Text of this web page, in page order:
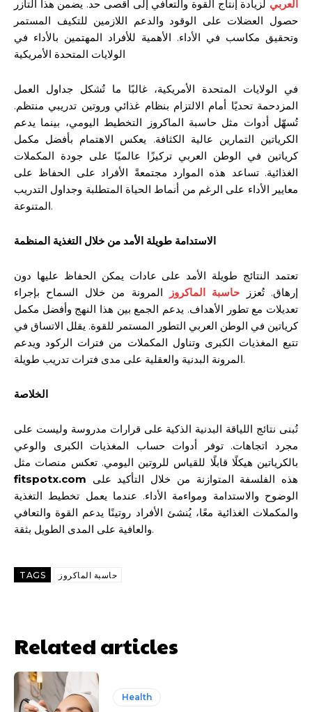
العربي لزيادة إنتاج القوة والتعافي إلى أقصى حد. يضمن هذا التآزر
حصول العضلات على الوقود والدعم اللازمين للتكيف المستمر
وتحقيق مكاسب في الأداء. الأهمية للأفراد المهتمين بالأداء في
الولايات المتحدة الأمريكية
في الولايات المتحدة الأمريكية، غالبًا ما تُشكل جداول العمل
المزدحمة تحديًا أمام الالتزام بنظام غذائي وروتين تدريبي منتظم.
تُسهّل أدوات مثل حاسبة الماكروز التخطيط اليومي، بينما يدعم
الكرياتين التمارين عالية الكثافة. يعكس الاهتمام بأفضل مكمل
كرياتين في الوطن العربي تركيزًا عالميًا على جودة المكملات
الغذائية. تساعد هذه الموارد مجتمعةً الأفراد على الحفاظ على
معايير الأداء على الرغم من أنماط الحياة المتطلبة وجداول التدريب
المتنوعة.
الاستدامة طويلة الأمد من خلال التغذية المنظمة
تعتمد النتائج طويلة الأمد على عادات يمكن الحفاظ عليها دون
إرهاق. تُعزز حاسبة الماكروز
المرونة من خلال السماح بإجراء
تعديلات مع تطور الأهداف. يدعم الجمع بين هذا النهج وأفضل مكمل
كرياتين في الوطن العربي التطور المستمر للقوة. يقلل الاتساق في
تتبع المغذيات الكبرى وتناول المكملات من فترات الركود ويدعم
المرونة البدنية والعقلية على مدى فترات تدريب طويلة.
الخلاصة
تُبنى نتائج اللياقة البدنية الذكية على قرارات مدروسة وليست على
مجرد اتجاهات. توفر أدوات حساب المغذيات الكبرى والوعي
بالكرياتين هيكلًا قابلًا للقياس للروتين اليومي. تعكس منصات مثل
fitspotx.com
الوضوح والاستدامة ومواءمة الأداء. عندما يعمل تخطيط التغذية
والمكملات الغذائية معًا، يُنشئ الأفراد روتينًا يدعم القوة والتعافي
والعافية على المدى الطويل بثقة.
TAGS حاسبة الماكروز
Related articles
Health